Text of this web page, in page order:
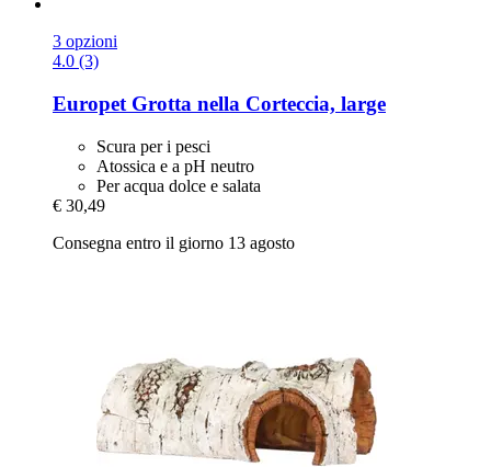
3 opzioni
4.0 (3)
Europet Grotta nella Corteccia, large
Scura per i pesci
Atossica e a pH neutro
Per acqua dolce e salata
€ 30,49
Consegna entro il giorno 13 agosto